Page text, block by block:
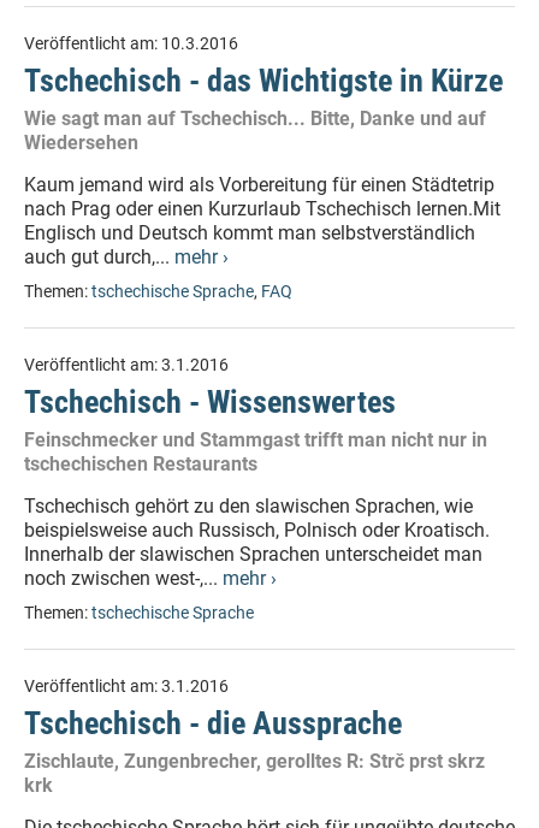
Veröffentlicht am: 10.3.2016
Tschechisch - das Wichtigste in Kürze
Wie sagt man auf Tschechisch... Bitte, Danke und auf
Wiedersehen
Kaum jemand wird als Vorbereitung für einen Städtetrip
nach Prag oder einen Kurzurlaub Tschechisch lernen.Mit
Englisch und Deutsch kommt man selbstverständlich
auch gut durch,... mehr ›
Themen:tschechische Sprache, FAQ
Veröffentlicht am:3.1.2016
Tschechisch - Wissenswertes
Feinschmecker und Stammgast trifft man nicht nur in
tschechischen Restaurants
Tschechisch gehört zu den slawischen Sprachen, wie
beispielsweise auch Russisch, Polnisch oder Kroatisch.
Innerhalb der slawischen Sprachen unterscheidet man
noch zwischen west-,... mehr ›
Themen:tschechische Sprache
Veröffentlicht am:3.1.2016
Tschechisch - die Aussprache
Zischlaute, Zungenbrecher, gerolltes R: Strč prst skrz
krk